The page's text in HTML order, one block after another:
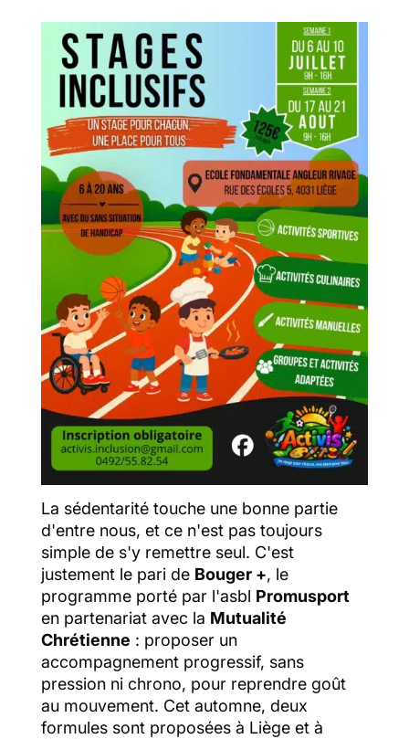
La sédentarité touche une bonne partie
d'entre nous, et ce n'est pas toujours
simple de s'y remettre seul. C'est
justement le pari de Bouger +, le
programme porté par l'asbl Promusport
en partenariat avec la Mutualité
Chrétienne : proposer un
accompagnement progressif, sans
pression ni chrono, pour reprendre goût
au mouvement. Cet automne, deux
formules sont proposées à Liège et à